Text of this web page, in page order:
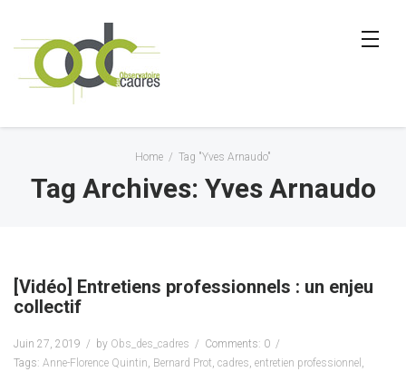
Home / Tag "Yves Arnaudo"
Tag Archives: Yves Arnaudo
[Vidéo] Entretiens professionnels : un enjeu
collectif
Juin 27, 2019 by Obs_des_cadres
Comments: 0
Tags: Anne-Florence Quintin, Bernard Prot, cadres, entretien professionnel ,